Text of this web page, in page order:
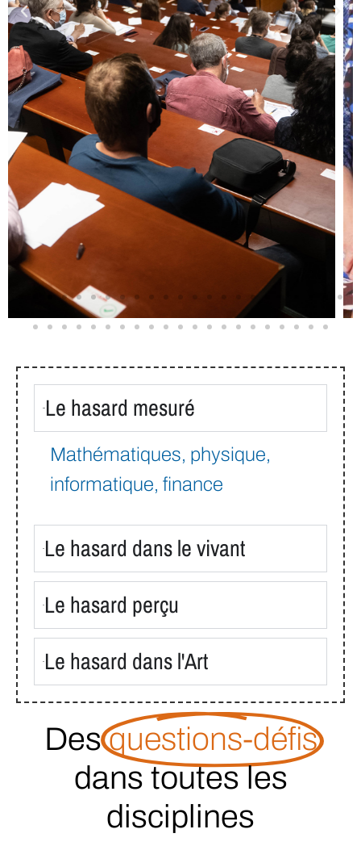
Le hasard mesuré
Mathématiques, physique,
informatique, finance
Le hasard dans le vivant
Le hasard perçu
Le hasard dans l'Art
Des questions-défis
dans toutes les
disciplines